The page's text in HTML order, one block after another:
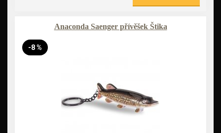
Anaconda Saenger přívěšek Štika
-8 %